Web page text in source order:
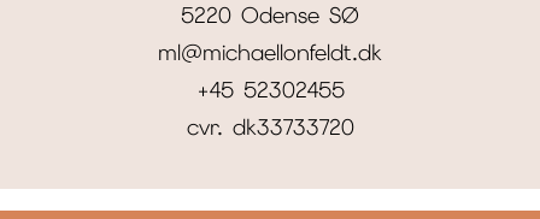
5220 Odense SØ
ml@michaellonfeldt.dk
+45 52302455
cvr. dk33733720